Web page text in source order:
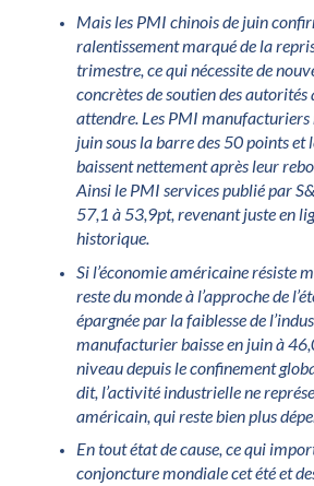
Mais les PMI chinois de juin
ralentissement marqué de la
trimestre, ce qui nécessite de
concrètes de soutien des autorités
attendre. Les PMI manufacturiers
juin sous la barre des 50 points et
baissent nettement après leur
Ainsi le PMI services publié par
57,1 à 53,9pt, revenant juste en
historique.
Si l’économie américaine résiste
reste du monde à l’approche de
épargnée par la faiblesse de
manufacturier baisse en juin à
niveau depuis le confinement
dit, l’activité industrielle ne
américain, qui reste bien plus
En tout état de cause, ce qui
conjoncture mondiale cet été et